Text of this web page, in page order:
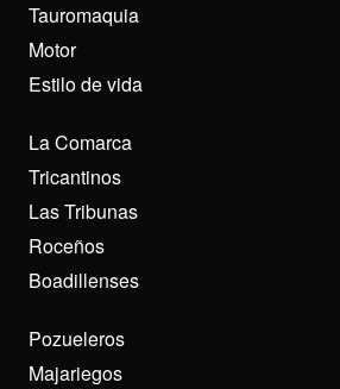
Tauromaquia
Motor
Estilo de vida
La Comarca
Tricantinos
Las Tribunas
Roceños
Boadillenses
Pozueleros
Majariegos